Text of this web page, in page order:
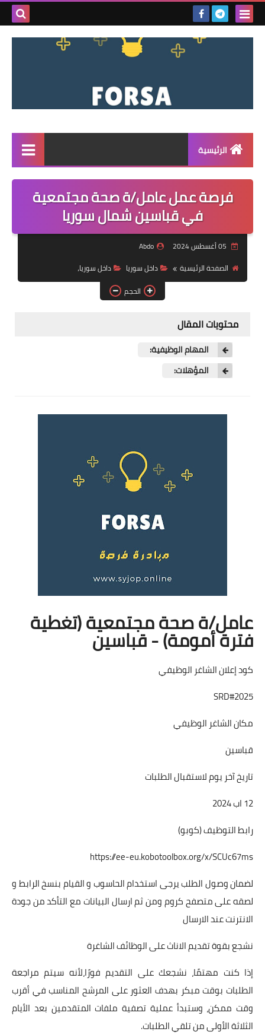
بحث
الرئيسية
القائمة
مناقصات
فرص عمل داخل سوريا
فرص عمل في العراق
فرص عمل في اليمن
فرصة عمل عامل/ة صحة مجتمعية
في قباسين شمال سوريا
Abdo
الصفحة الرئيسية
داخل سوريا
داخل سوريا،
الحجم
محتويات المقال
المهام الوظيفية:
المؤهلات:
عامل/ة صحة مجتمعية (تغطية
فترة أمومة) - قباسين
كود إعلان الشاغر الوظيفي
SRD#2025
مكان الشاغر الوظيفي
قباسين
تاريخ آخر يوم لاستقبال الطلبات
12 اب 2024
رابط التوظيف (كوبو)
https://ee-eu.kobotoolbox.org/x/SCUc67ms
لضمان وصول الطلب يرجى استخدام الحاسوب و القيام بنسخ الرابط و
لصقه على متصفح كروم ومن ثم ارسال البيانات مع التأكد من جودة
الانترنت عند الارسال
نشجع بقوة تقديم الاناث على الوظائف الشاغرة
إذا كنت مهتمًا، نشجعك على التقديم فورًا،لأنه سيتم مراجعة
الطلبات بوقت مبكر بهدف العثور على المرشح المناسب في أقرب
وقت ممكن، وستبدأ عملية تصفية ملفات المتقدمين بعد الأيام
الثلاثة الأولى من تلقي الطلبات.